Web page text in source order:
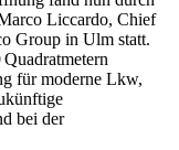
Liccardo, Chief
Group in Ulm statt.
für moderne Lkw,
bei der